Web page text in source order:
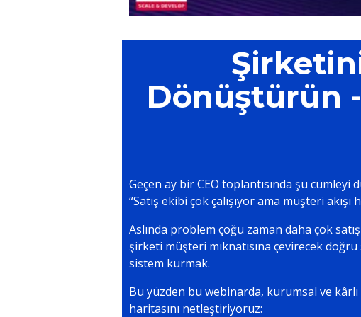
Dönüştürün
Geçen ay bir CEO toplantısında şu cümleyi
“Satış ekibi çok çalışıyor ama müşteri akışı
Aslında problem çoğu zaman daha çok
şirketi müşteri mıknatısına çevirecek
sistem kurmak.
Bu yüzden bu webinarda, kurumsal ve
haritasını netleştiriyoruz: